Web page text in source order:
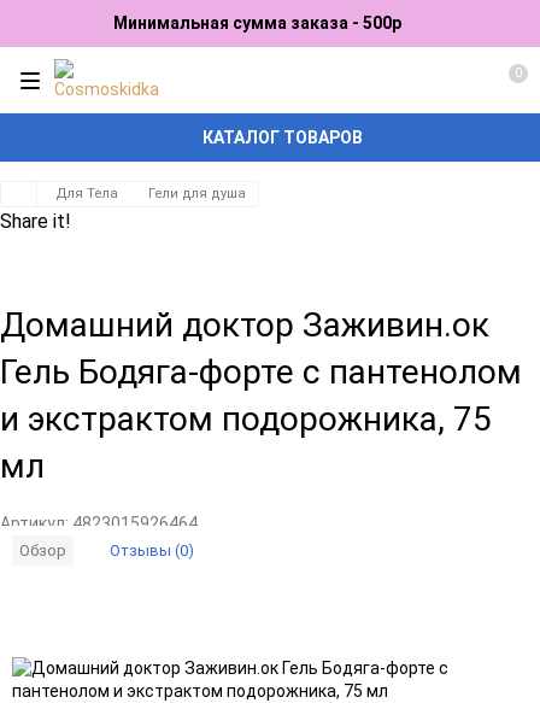
Минимальная сумма заказа - 500р
КАТАЛОГ ТОВАРОВ
0
Для Тела Гели для душа
Share it!
Домашний доктор Заживин.ок
Гель Бодяга-форте с пантенолом
и экстрактом подорожника, 75
мл
Артикул: 4823015926464
Обзор Отзывы (0)
в
избранное